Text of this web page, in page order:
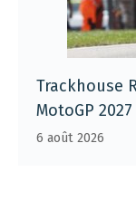
Trackhouse
MotoGP
6 août 2026